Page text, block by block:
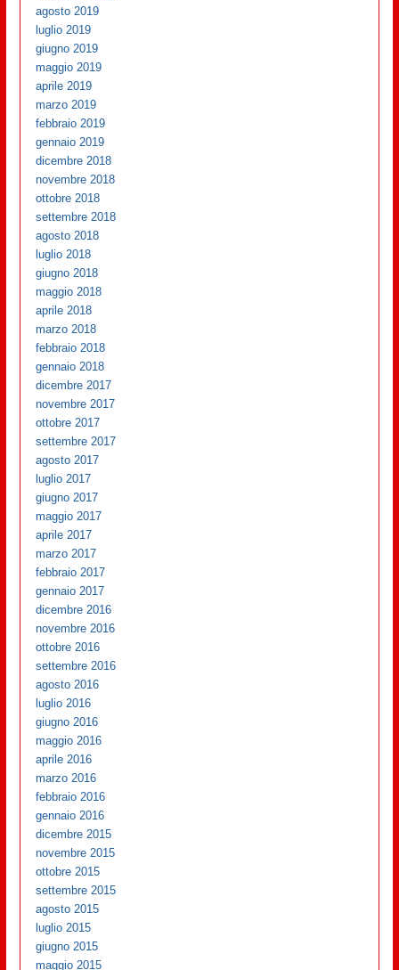
agosto 2019
luglio 2019
giugno 2019
maggio 2019
aprile 2019
marzo 2019
febbraio 2019
gennaio 2019
dicembre 2018
novembre 2018
ottobre 2018
settembre 2018
agosto 2018
luglio 2018
giugno 2018
maggio 2018
aprile 2018
marzo 2018
febbraio 2018
gennaio 2018
dicembre 2017
novembre 2017
ottobre 2017
settembre 2017
agosto 2017
luglio 2017
giugno 2017
maggio 2017
aprile 2017
marzo 2017
febbraio 2017
gennaio 2017
dicembre 2016
novembre 2016
ottobre 2016
settembre 2016
agosto 2016
luglio 2016
giugno 2016
maggio 2016
aprile 2016
marzo 2016
febbraio 2016
gennaio 2016
dicembre 2015
novembre 2015
ottobre 2015
settembre 2015
agosto 2015
luglio 2015
giugno 2015
maggio 2015